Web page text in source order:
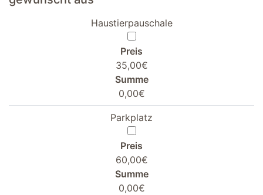
Haustierpauschale
Preis
35,00€
Summe
0,00€
Parkplatz
Preis
60,00€
Summe
0,00€